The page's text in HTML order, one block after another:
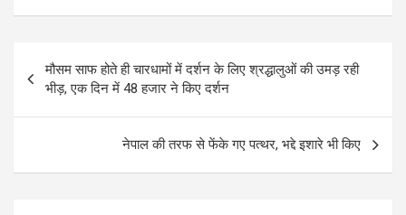
b
o
o
er
s
A
p
p
e
Post
navigation
मौसम साफ होते ही चारधामों में दर्शन के लिए श्रद्धालुओं की उमड़ रही
भीड़, एक दिन में 48 हजार ने किए दर्शन
नेपाल की तरफ से फेंके गए पत्थर, भद्दे इशारे भी किए